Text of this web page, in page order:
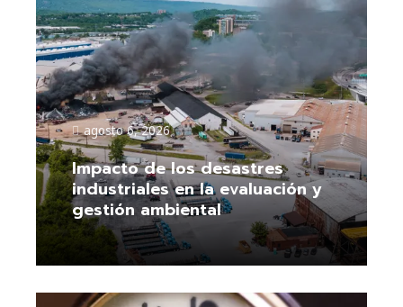
agosto 6, 2026
Impacto de los desastres
industriales en la evaluación y
gestión ambiental
Leer más